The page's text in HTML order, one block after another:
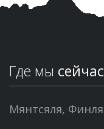
Где мы
Мянтсяля,